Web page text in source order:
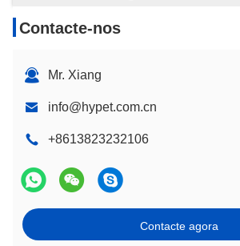
Contacte-nos
Mr. Xiang
info@hypet.com.cn
+8613823232106
Contacte agora